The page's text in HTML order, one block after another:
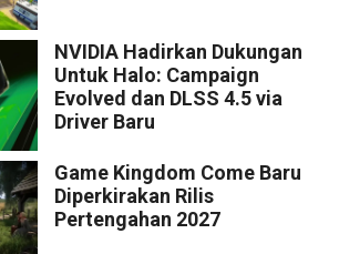
NVIDIA Hadirkan Dukungan
Untuk Halo: Campaign
Evolved dan DLSS 4.5 via
Driver Baru
Game Kingdom Come Baru
Diperkirakan Rilis
Pertengahan 2027